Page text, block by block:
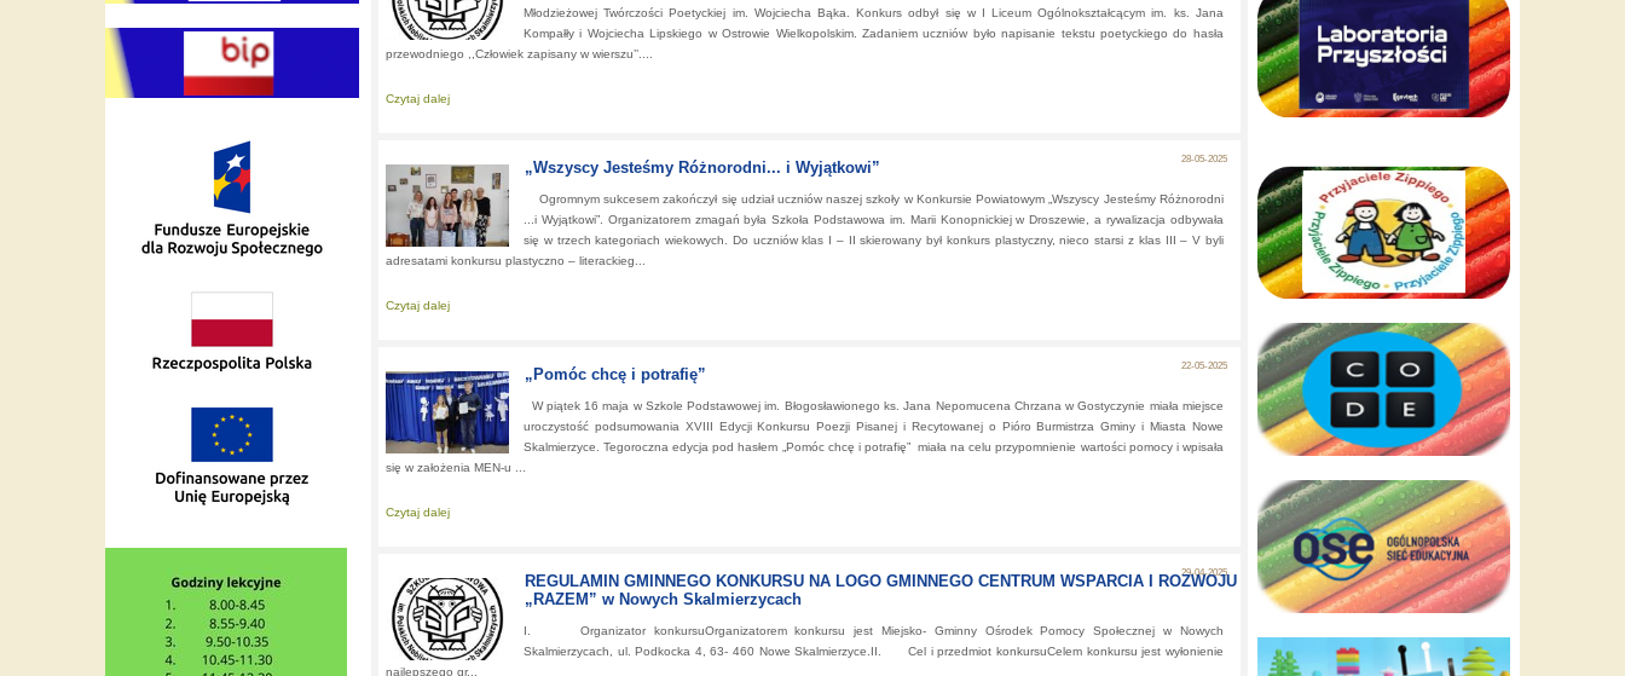
Młodzieżowej Twórczości Poetyckiej im. Wojciecha Bąka. Konkurs odbył się w I Liceum Ogólnokształcącym im. ks. Jana
Kompałły i Wojciecha Lipskiego w Ostrowie Wielkopolskim. Zadaniem uczniów było napisanie tekstu poetyckiego do hasła
przewodniego ,,Człowiek zapisany w wierszu’’....
Czytaj dalej
28-05-2025
„Wszyscy Jesteśmy Różnorodni... i Wyjątkowi”
Ogromnym sukcesem zakończył się udział uczniów naszej szkoły w Konkursie Powiatowym „Wszyscy Jesteśmy Różnorodni
...i Wyjątkowi”. Organizatorem zmagań była Szkoła Podstawowa im. Marii Konopnickiej w Droszewie, a rywalizacja odbywała
się w trzech kategoriach wiekowych. Do uczniów klas I – II skierowany był konkurs plastyczny, nieco starsi z klas III – V byli
adresatami konkursu plastyczno – literackieg...
Czytaj dalej
22-05-2025
„Pomóc chcę i potrafię”
W piątek 16 maja w Szkole Podstawowej im. Błogosławionego ks. Jana Nepomucena Chrzana w Gostyczynie miała miejsce
uroczystość podsumowania XVIII Edycji Konkursu Poezji Pisanej i Recytowanej o Pióro Burmistrza Gminy i Miasta Nowe
Skalmierzyce. Tegoroczna edycja pod hasłem „Pomóc chcę i potrafię” miała na celu przypomnienie wartości pomocy i wpisała
się w założenia MEN-u ...
Czytaj dalej
29-04-2025
REGULAMIN GMINNEGO KONKURSU NA LOGO GMINNEGO CENTRUM WSPARCIA I ROZWOJU
„RAZEM” w Nowych Skalmierzycach
I. Organizator konkursuOrganizatorem konkursu jest Miejsko- Gminny Ośrodek Pomocy Społecznej w Nowych
Skalmierzycach, ul. Podkocka 4, 63- 460 Nowe Skalmierzyce.II. Cel i przedmiot konkursuCelem konkursu jest wyłonienie
najlepszego gr...